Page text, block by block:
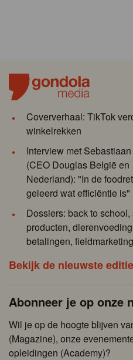
Coververhaal: TikTok
winkelrekken
Interview met
(CEO Douglas België en
Nederland): "In de
geleerd wat efficiëntie is"
Dossiers: back to
producten,
betalingen,
Bekijk de nieuwste
Abonneer je op onze
Wil je op de hoogte blijven
(Magazine), onze
opleidingen (Academy)?